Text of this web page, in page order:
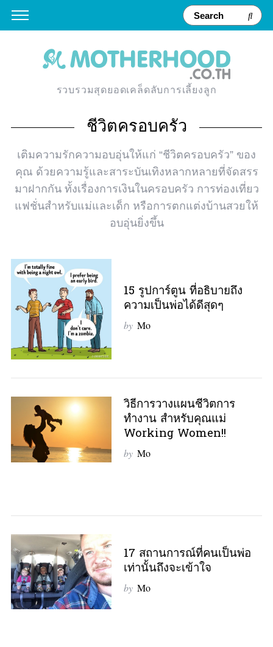
รวบรวมสุดยอดเคล็ดลับการเลี้ยงลูก
ชีวิตครอบครัว
เติมความรักความอบอุ่นให้แก่ “ชีวิตครอบครัว” ของ
คุณ ด้วยความรู้และสาระบันเทิงหลากหลายที่จัดสรร
มาฝากกัน ทั้งเรื่องการเงินในครอบครัว การท่องเที่ยว
แฟชั่นสำหรับแม่และเด็ก หรือการตกแต่งบ้านสวยให้
อบอุ่นยิ่งขึ้น
15 รูปการ์ตูน ที่อธิบายถึง
ความเป็นพ่อได้ดีสุดๆ
by Mo
วิธีการวางแผนชีวิตการ
ทำงาน สำหรับคุณแม่
Working Women!!
by Mo
17 สถานการณ์ที่คนเป็นพ่อ
เท่านั้นถึงจะเข้าใจ
by Mo